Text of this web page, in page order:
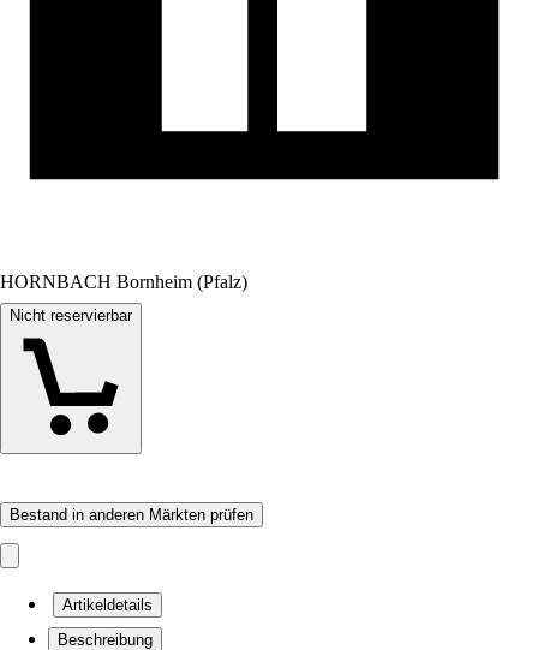
HORNBACH Bornheim (Pfalz)
Nicht reservierbar
Bestand in anderen Märkten prüfen
Artikeldetails
Beschreibung